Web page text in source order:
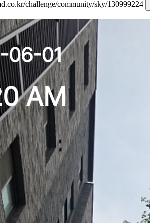
challenge/community/sky/130999224